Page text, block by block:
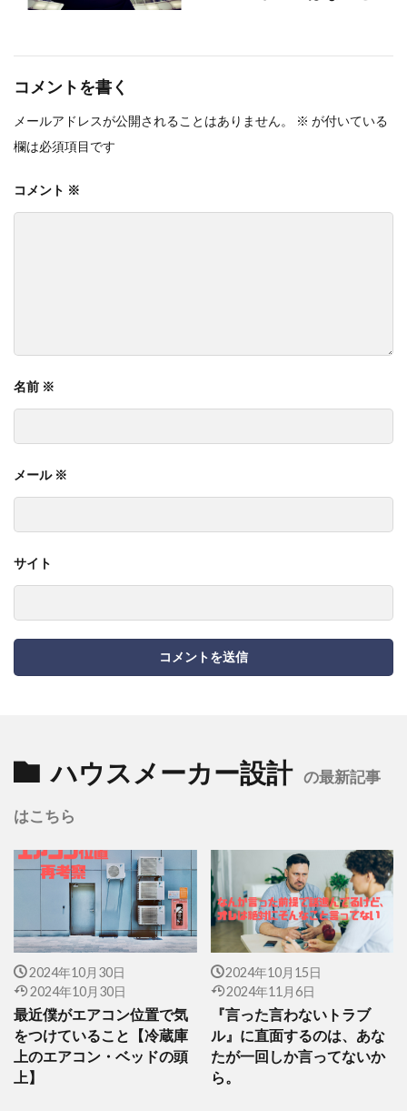
コメントを書く
メールアドレスが公開されることはありません。 ※ が付いている
欄は必須項目です
コメント ※
名前 ※
メール ※
サイト
ハウスメーカー設計 の最新記事
はこちら
2024年10月30日
2024年10月30日
最近僕がエアコン位置で気
をつけていること【冷蔵庫
上のエアコン・ベッドの頭
上】
2024年10月15日
2024年11月6日
『言った言わないトラブ
ル』に直面するのは、あな
たが一回しか言ってないか
ら。